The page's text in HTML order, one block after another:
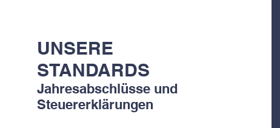
UNSERE
STANDARDS
Jahresabschlüsse und
Steuererklärungen